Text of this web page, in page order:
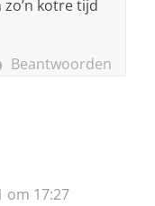
kotre tijd
Beantwoorden
om 17:27